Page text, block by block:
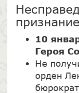
признание
10
Героя
Не
орден